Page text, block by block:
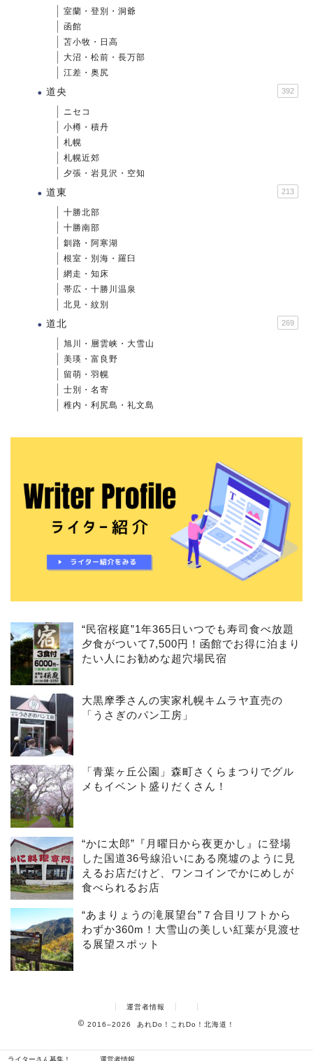
室蘭・登別・洞爺
函館
苫小牧・日高
大沼・松前・長万部
江差・奥尻
道央 392
ニセコ
小樽・積丹
札幌
札幌近郊
夕張・岩見沢・空知
道東 213
十勝北部
十勝南部
釧路・阿寒湖
根室・別海・羅臼
網走・知床
帯広・十勝川温泉
北見・紋別
道北 269
旭川・層雲峡・大雪山
美瑛・富良野
留萌・羽幌
士別・名寄
稚内・利尻島・礼文島
“民宿桜庭”1年365日いつでも寿司食べ放題
夕食がついて7,500円！函館でお得に泊まり
たい人にお勧めな超穴場民宿
大黒摩季さんの実家札幌キムラヤ直売の
「うさぎのパン工房」
「青葉ヶ丘公園」森町さくらまつりでグル
メもイベント盛りだくさん！
“かに太郎”『月曜日から夜更かし』に登場
した国道36号線沿いにある廃墟のように見
えるお店だけど、ワンコインでかにめしが
食べられるお店
“あまりょうの滝展望台”７合目リフトから
わずか360m！大雪山の美しい紅葉が見渡せ
る展望スポット
運営者情報
2016–2026 あれDo！これDo！北海道！
ライターさん募集！ 運営者情報